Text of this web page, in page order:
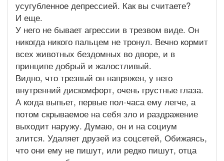
усугубленное депрессией. Как вы считаете?
И еще.
У него не бывает агрессии в трезвом виде. Он
никогда никого пальцем не тронул. Вечно кормит
всех животных бездомных во дворе, и в
принципе добрый и жалостливый.
Видно, что трезвый он напряжен, у него
внутренний дискомфорт, очень грустные глаза.
А когда выпьет, первые пол-часа ему легче, а
потом скрываемое на себя зло и раздражение
выходит наружу. Думаю, он и на социум
злится. Удаляет друзей из соцсетей, Обижаясь,
что они ему не пишут, или редко пишут, отца